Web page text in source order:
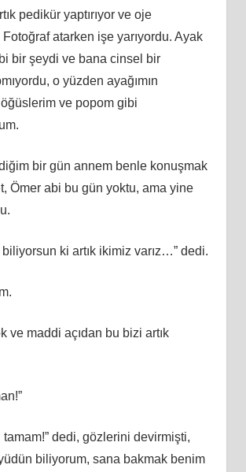
pedikür yaptırıyor ve oje
atarken işe yarıyordu. Ayak
bir şeydi ve bana cinsel bir
o yüzden ayağımın
ve popom gibi
bir gün annem benle konuşmak
Ömer abi bu gün yoktu, ama yine
biliyorsun ki artık ikimiz varız…” dedi.
ve maddi açıdan bu bizi artık
tamam!” dedi, gözlerini devirmişti,
biliyorum, sana bakmak benim